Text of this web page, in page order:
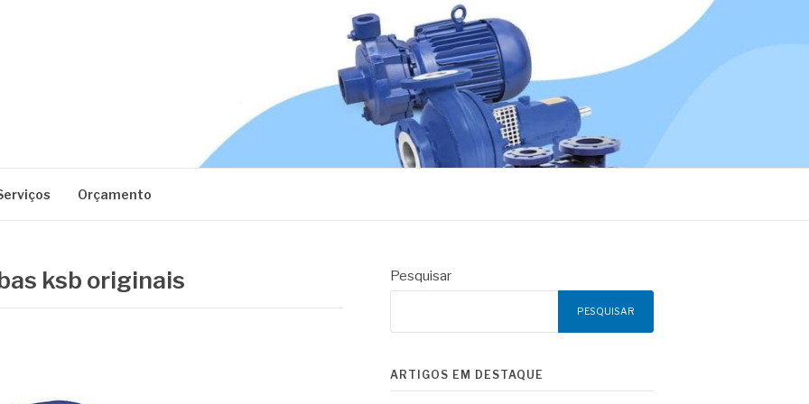
Orçamento
ksb originais Pesquisar
PESQUISAR
ARTIGOS EM DESTAQUE